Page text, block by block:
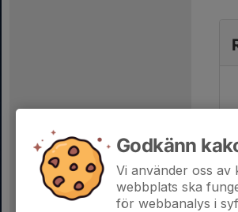
Godkänn
Vi använder oss
webbplats ska
för webbanalys i